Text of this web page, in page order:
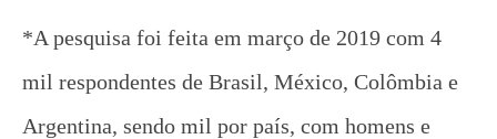
*A pesquisa foi feita em março de 2019 com 4
mil respondentes de Brasil, México, Colômbia e
Argentina, sendo mil por país, com homens e